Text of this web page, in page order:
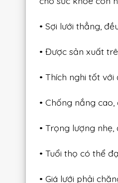
• Sợi lưới thẳng,
• Được sản xuất
• Thích nghi tốt
• Chống nắng
• Trọng lượng
• Tuổi thọ có thể
• Giá lưới phải